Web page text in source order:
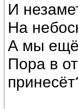
И
На
А мы ещё
Пора в